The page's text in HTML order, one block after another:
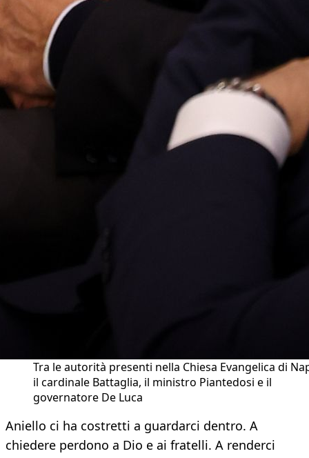
Tra le autorità presenti nella Chiesa Evangelica di
il cardinale Battaglia, il ministro Piantedosi e il
governatore De Luca
Aniello ci ha costretti a guardarci dentro. A
chiedere perdono a Dio e ai fratelli. A renderci